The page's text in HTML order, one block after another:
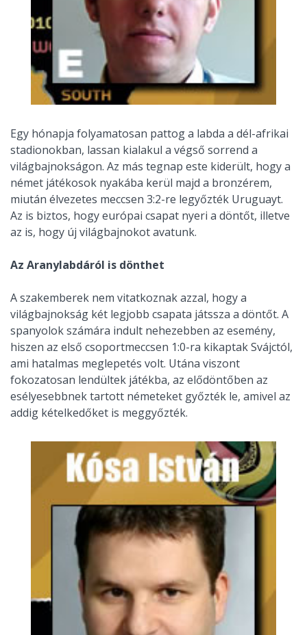
Egy hónapja folyamatosan pattog a labda a dél-afrikai
stadionokban, lassan kialakul a végső sorrend a
világbajnokságon. Az más tegnap este kiderült, hogy a
német játékosok nyakába kerül majd a bronzérem,
miután élvezetes meccsen 3:2-re legyőzték Uruguayt.
Az is biztos, hogy európai csapat nyeri a döntőt, illetve
az is, hogy új világbajnokot avatunk.
Az Aranylabdáról is dönthet
A szakemberek nem vitatkoznak azzal, hogy a
világbajnokság két legjobb csapata játssza a döntőt. A
spanyolok számára indult nehezebben az esemény,
hiszen az első csoportmeccsen 1:0-ra kikaptak Svájctól,
ami hatalmas meglepetés volt. Utána viszont
fokozatosan lendültek játékba, az elődöntőben az
esélyesebbnek tartott németeket győzték le, amivel az
addig kételkedőket is meggyőzték.